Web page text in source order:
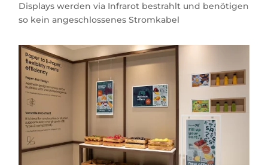
Displays werden via Infrarot bestrahlt und benötigen
so kein angeschlossenes Stromkabel